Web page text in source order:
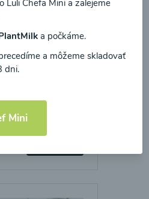
Luli Chefa Mini a zalejeme
a počkáme.
a môžeme skladovať
dni.
Mini